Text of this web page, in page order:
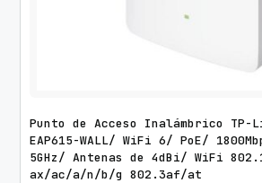
Punto de Acceso Inalámbrico TP-
EAP615-WALL/ WiFi 6/ PoE/
5GHz/ Antenas de 4dBi/ WiFi
ax/ac/a/n/b/g 802.3af/at